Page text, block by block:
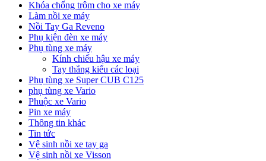
Khóa chống trộm cho xe máy
Làm nồi xe máy
Nồi Tay Ga Reveno
Phụ kiện đèn xe máy
Phụ tùng xe máy
Kính chiếu hậu xe máy
Tay thắng kiểu các loại
Phụ tùng xe Super CUB C125
phụ tùng xe Vario
Phuộc xe Vario
Pin xe máy
Thông tin khác
Tin tức
Vệ sinh nồi xe tay ga
Vệ sinh nồi xe Visson